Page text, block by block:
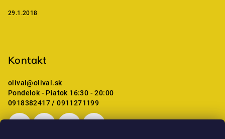
29.1.2018
Kontakt
olival@olival.sk
Pondelok - Piatok 16:30 - 20:00
0918382417 / 0911271199